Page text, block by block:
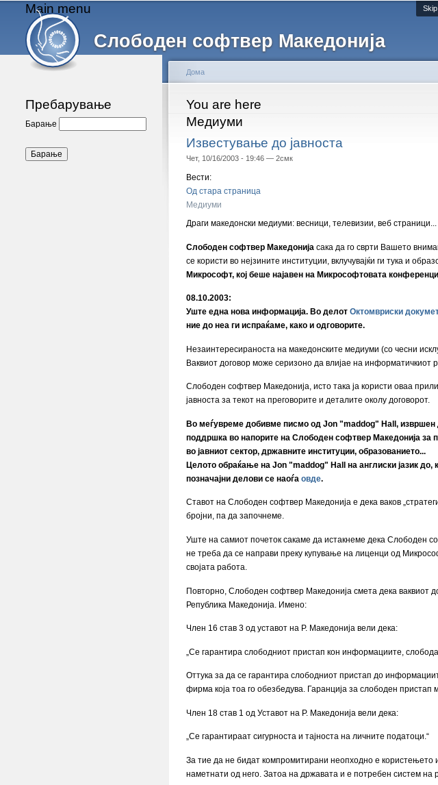
Слободен софтвер Македонија
Main menu
Пребарување
Барање
You are here
Дома
Медиуми
Известување до јавноста
Чет, 10/16/2003 - 19:46 — 2смк
Вести:
Од стара страница
Медиуми
Драги македонски медиуми: весници, телевизии, веб страници...
Слободен софтвер Македонија сака да го сврти Вашето
се користи во нејзините институции, вклучувајќи ги тука и
Микрософт, кој беше најавен на Микрософтовата
08.10.2003:
Уште една нова информација. Во делот Октомвриски
ние до неа ги испраќаме, како и одговорите.
Незаинтересираноста на македонските медиуми (со чесни
Ваквиот договор може серизоно да влијае на информатичкиот
Слободен софтвер Македонија, исто така ја користи оваа
јавноста за текот на преговорите и деталите околу договорот.
Во меѓувреме добивме писмо од Jon "maddog" Hall, извршен
поддршка во напорите на Слободен софтвер Македонија за
во јавниот сектор, државните институции, образованието...
Целото обраќање на Jon "maddog" Hall на англиски јазик
позначајни делови се наоѓа овде.
Ставот на Слободен софтвер Македонија е дека ваков
бројни, па да започнеме.
Уште на самиот почеток сакаме да истакнеме дека Слободен
не треба да се направи преку купување на лиценци од
својата работа.
Повторно, Слободен софтвер Македонија смета дека ваквиот
Република Македонија. Имено:
Член 16 став 3 од уставот на Р. Македонија вели дека:
„Се гарантира слободниот пристап кон информациите,
Оттука за да се гарантира слободниот пристап до
фирма која тоа го обезбедува. Гаранција за слободен
Член 18 став 1 од Уставот на Р. Македонија вели дека:
„Се гарантираат сигурноста и тајноста на личните податоци.“
За тие да не бидат компромитирани неопходно е користењето
наметнати од него. Затоа на државата и е потребен систем на